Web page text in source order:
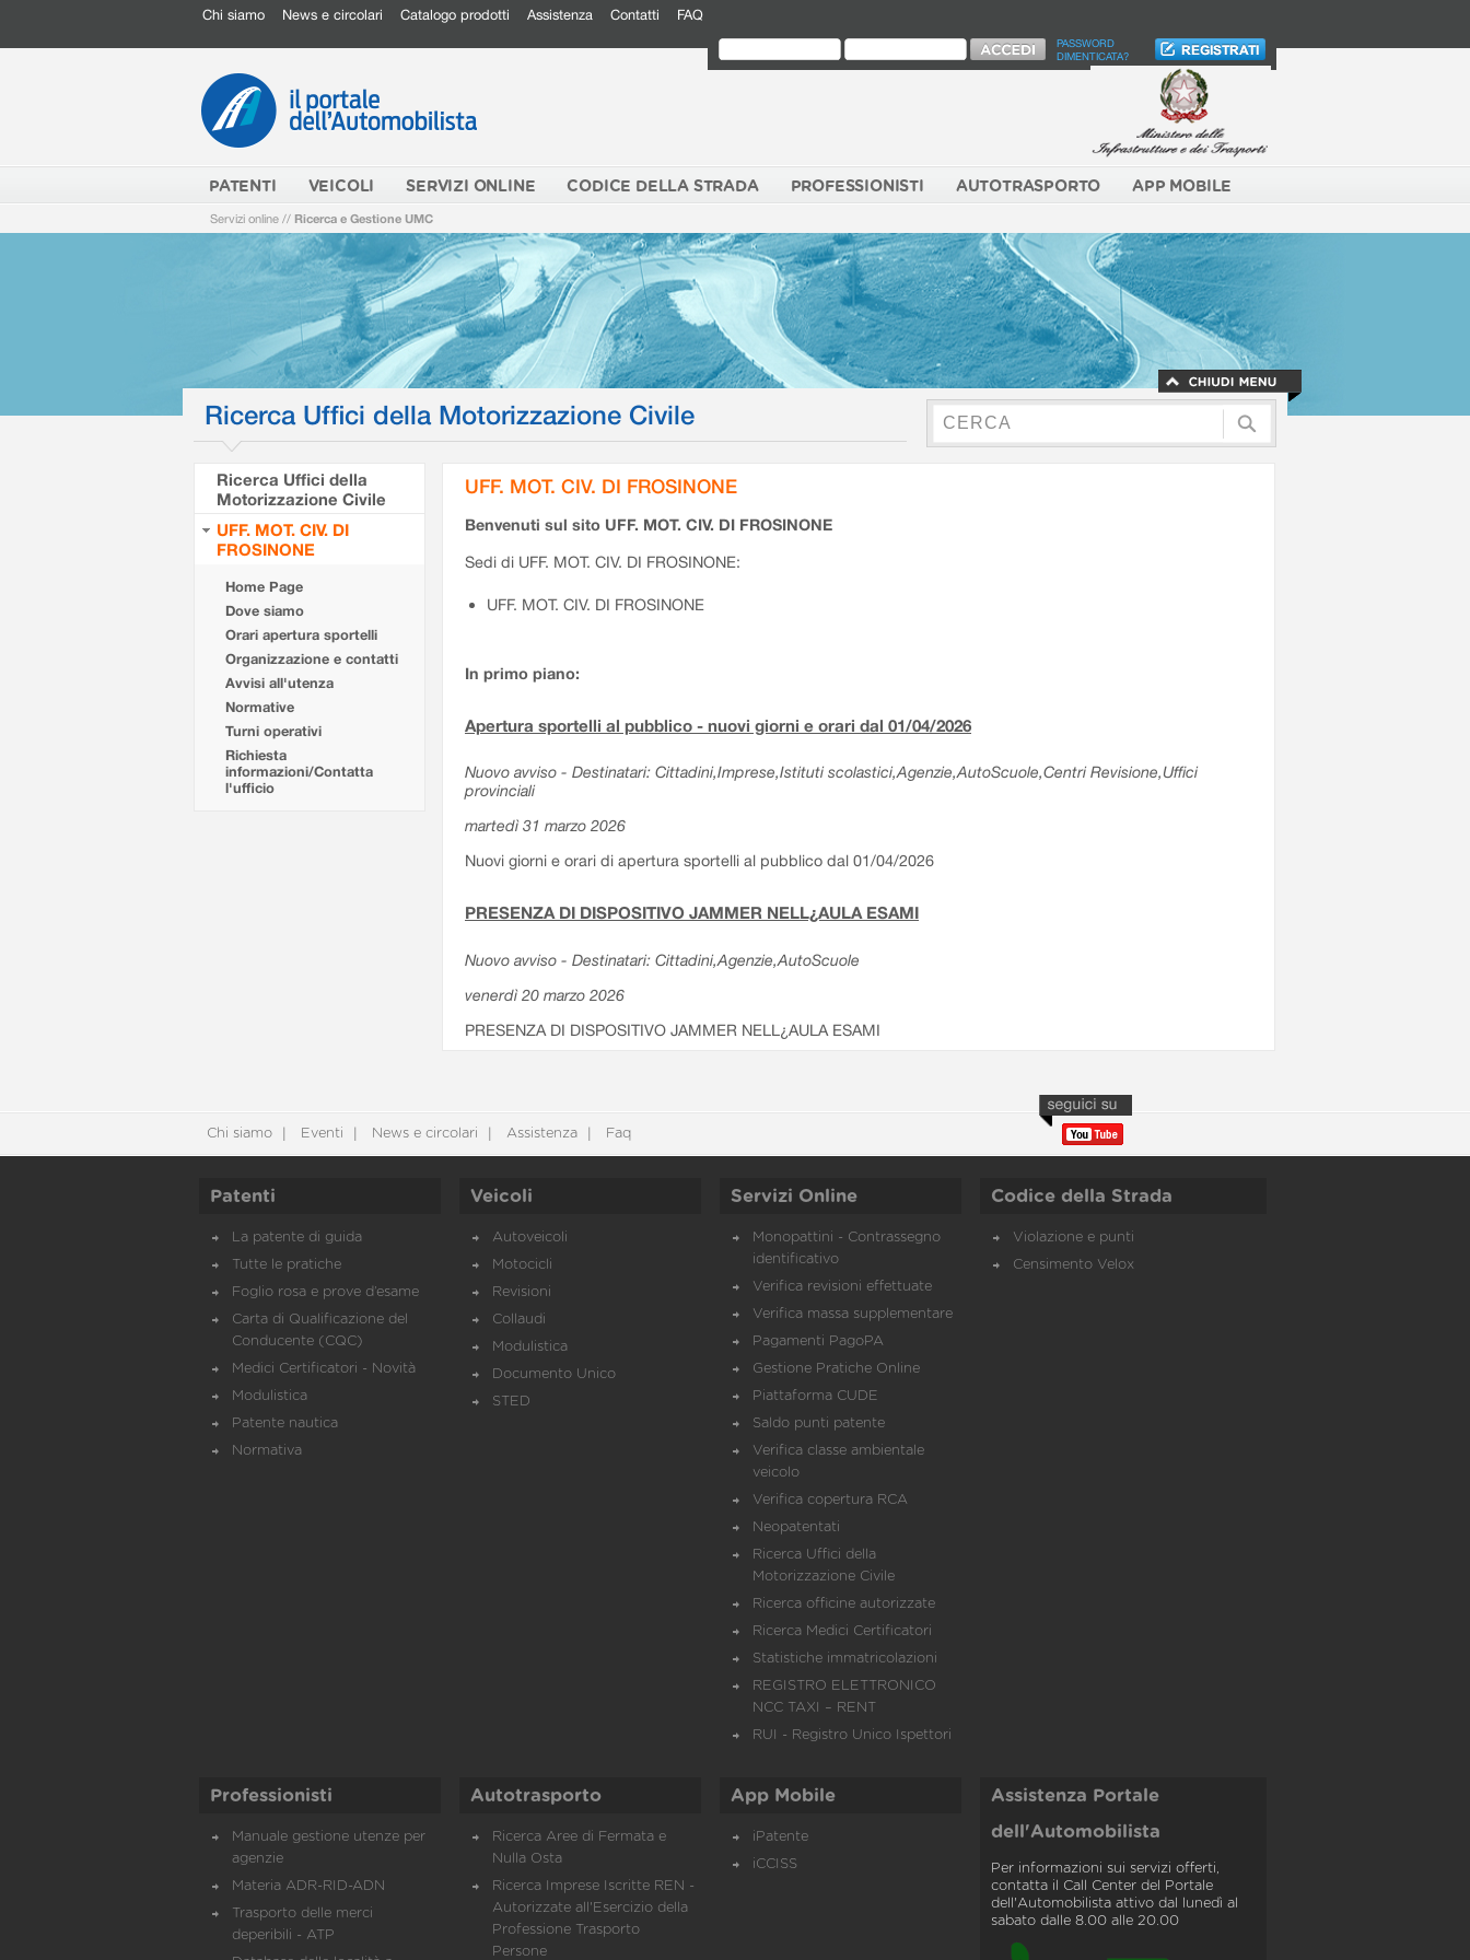
Chi siamo News e circolari Catalogo prodotti Assistenza Contatti FAQ
PASSWORD
DIMENTICATA?
PATENTI VEICOLI SERVIZI ONLINE CODICE DELLA STRADA PROFESSIONISTI AUTOTRASPORTO APP MOBILE
Servizi online // Ricerca e Gestione UMC
Ricerca Uffici della Motorizzazione Civile
Ricerca Uffici della
Motorizzazione Civile
UFF. MOT. CIV. DI
FROSINONE
Home Page
Dove siamo
Orari apertura sportelli
Organizzazione e contatti
Avvisi all'utenza
Normative
Turni operativi
Richiesta
informazioni/Contatta
l'ufficio
UFF. MOT. CIV. DI FROSINONE
Benvenuti sul sito UFF. MOT. CIV. DI FROSINONE
Sedi di UFF. MOT. CIV. DI FROSINONE:
UFF. MOT. CIV. DI FROSINONE
In primo piano:
Apertura sportelli al pubblico - nuovi giorni e orari dal 01/04/2026
Nuovo avviso - Destinatari: Cittadini,Imprese,Istituti scolastici,Agenzie,AutoScuole,Centri Revisione,Uffici
provinciali
martedì 31 marzo 2026
Nuovi giorni e orari di apertura sportelli al pubblico dal 01/04/2026
PRESENZA DI DISPOSITIVO JAMMER NELL¿AULA ESAMI
Nuovo avviso - Destinatari: Cittadini,Agenzie,AutoScuole
venerdì 20 marzo 2026
PRESENZA DI DISPOSITIVO JAMMER NELL¿AULA ESAMI
Chi siamo Eventi News e circolari Assistenza Faq
Patenti
La patente di guida
Tutte le pratiche
Foglio rosa e prove d’esame
Carta di Qualificazione del
Conducente (CQC)
Medici Certificatori - Novità
Modulistica
Patente nautica
Normativa
Veicoli
Autoveicoli
Motocicli
Revisioni
Collaudi
Modulistica
Documento Unico
STED
Servizi Online
Monopattini - Contrassegno
identificativo
Verifica revisioni effettuate
Verifica massa supplementare
Pagamenti PagoPA
Gestione Pratiche Online
Piattaforma CUDE
Saldo punti patente
Verifica classe ambientale
veicolo
Verifica copertura RCA
Neopatentati
Ricerca Uffici della
Motorizzazione Civile
Ricerca officine autorizzate
Ricerca Medici Certificatori
Statistiche immatricolazioni
REGISTRO ELETTRONICO
NCC TAXI – RENT
RUI - Registro Unico Ispettori
Codice della Strada
Violazione e punti
Censimento Velox
Professionisti
Manuale gestione utenze per
agenzie
Materia ADR-RID-ADN
Trasporto delle merci
deperibili - ATP
Autotrasporto
Ricerca Aree di Fermata e
Nulla Osta
Ricerca Imprese Iscritte REN -
Autorizzate all'Esercizio della
Professione Trasporto
Persone
App Mobile
iPatente
iCCISS
Assistenza Portale
dell'Automobilista
Per informazioni sui servizi offerti,
contatta il Call Center del Portale
dell'Automobilista attivo dal lunedì al
sabato dalle 8.00 alle 20.00